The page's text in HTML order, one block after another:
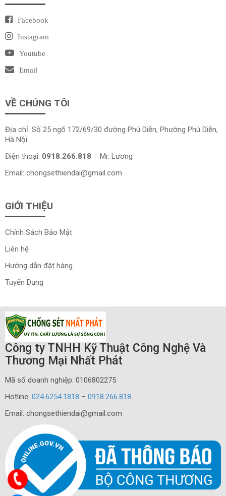
Facebook
Instagram
Youtube
Email
VỀ CHÚNG TÔI
Địa chỉ: Số 25 ngõ 172/69/30 đường Phú Diễn, Phường Phú Diễn,
Hà Nội
Điện thoại: 0918.266.818 – Mr. Lương
Email: chongsethiendai@gmail.com
GIỚI THIỆU
Chính Sách Bảo Mật
Liên hệ
Hướng dẫn đặt hàng
Tuyển Dụng
Công ty TNHH Kỹ Thuật Công Nghệ Và
Thương Mại Nhất Phát
Mã số doanh nghiệp: 0106802275
Hotline: 024.6254.1818 – 0918.266.818
Email: chongsethiendai@gmail.com